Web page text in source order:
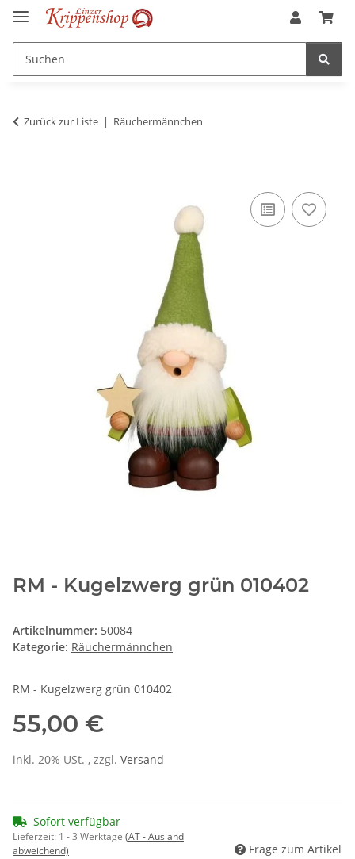
Zurück zur Liste Räuchermännchen
RM - Kugelzwerg grün 010402
Artikelnummer: 50084
Kategorie: Räuchermännchen
RM - Kugelzwerg grün 010402
55,00 €
inkl. 20% USt. , zzgl. Versand
Sofort verfügbar
Lieferzeit: 1 - 3 Werktage (AT - Ausland
abweichend)
Frage zum Artikel